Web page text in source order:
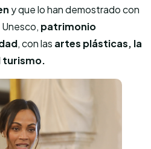
y que lo han demostrado con
patrimonio
, con las artes plásticas, la
turismo.